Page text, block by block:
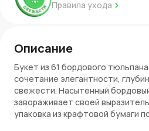
Правила ухода
Описание
Букет из 61 бордового
сочетание элегантности,
свежести. Насытенный
завораживает своей
упаковка из крафтовой бумаги